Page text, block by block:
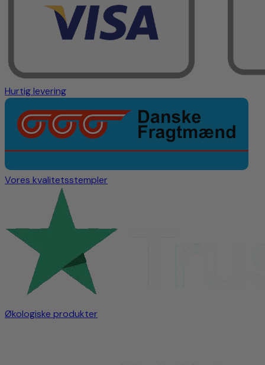
Hurtig levering
Vores kvalitetsstempler
Økologiske produkter